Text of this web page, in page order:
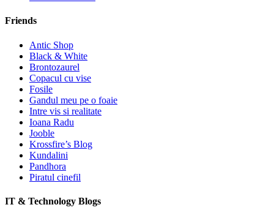
Friends
Antic Shop
Black & White
Brontozaurel
Copacul cu vise
Fosile
Gandul meu pe o foaie
Intre vis si realitate
Ioana Radu
Jooble
Krossfire’s Blog
Kundalini
Pandhora
Piratul cinefil
IT & Technology Blogs